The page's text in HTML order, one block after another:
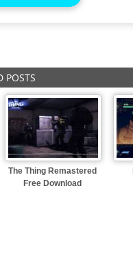
POSTS
The Thing Remastered
Free Download